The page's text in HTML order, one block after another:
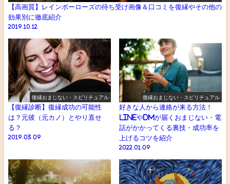
【高画質】レインボーローズの待ち受け画像＆口コミを復縁やその他の
効果別に徹底紹介
2019.10.12
復縁おまじない・スピリチュアル
【復縁診断】復縁成功の可能性
は？元彼（元カノ）とやり直せ
る？
2019.03.09
復縁おまじない・スピリチュアル
好きな人から連絡が来る方法！
LINEやDMが届くおまじない・電
話がかかってくる裏技・成功率を
上げるコツを紹介
2022.01.09